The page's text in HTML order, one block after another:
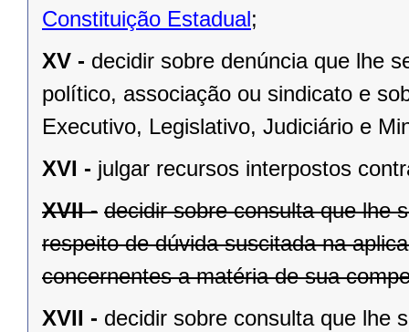
Constituição Estadual;
XV - decidir sobre denúncia que lhe
político, associação ou sindicato e
Executivo, Legislativo, Judiciário e
XVI - julgar recursos interpostos
XVII - decidir sobre consulta que lhe
respeito de dúvida suscitada na
concernentes a matéria de sua
XVII - decidir sobre consulta que lhe